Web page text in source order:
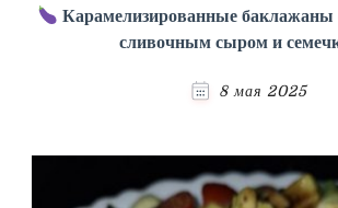
Карамелизированные баклажаны
сливочным сыром и
8 мая 2025